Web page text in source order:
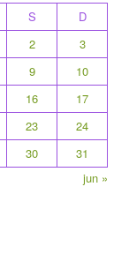
S
D
2
3
9
10
16
17
23
24
30
31
jun »